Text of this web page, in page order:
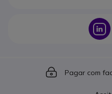
Icon
Pagar com